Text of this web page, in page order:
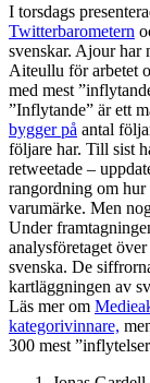
I torsdags
Twitterbarometern
svenskar. Ajour har
Aiteullu för arbetet
med mest
”Inflytande” är ett
bygger på antal
följare har. Till sist
retweetade –
rangordning om
varumärke. Men
Under
analysföretaget
svenska. De
kartläggningen av
Läs mer om
kategorivinnare,
300 mest